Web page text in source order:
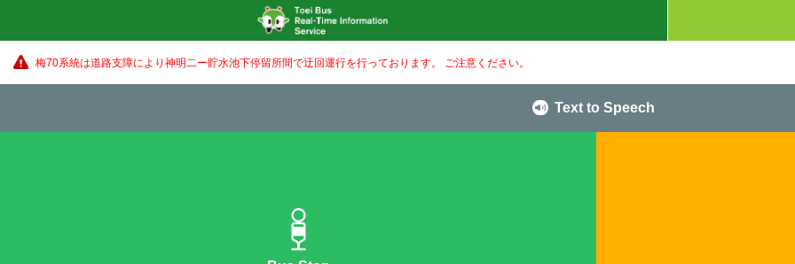
梅70系統は道路支障により神明二ー貯水池下停留所間で迂回運行を行っております。 ご注意ください。
Text to Speech